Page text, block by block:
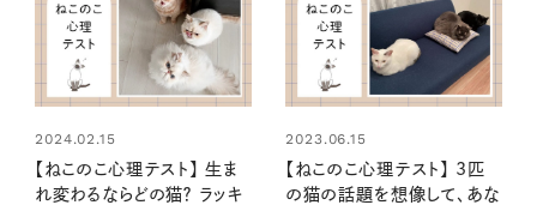
2024.02.15
【ねこのこ心理テスト】 生ま
れ変わるならどの猫？ ラッキ
2023.06.15
【ねこのこ心理テスト】 3匹
の猫の話題を想像して、あな